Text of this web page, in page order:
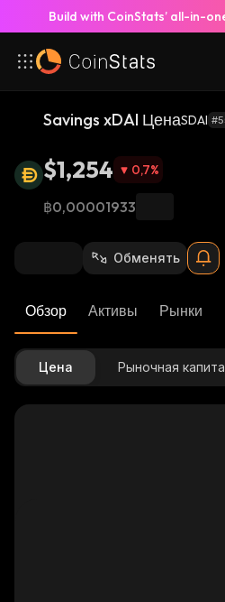
Build with CoinStats’ all-in-
Savings xDAI ЦенаSDAI
$1,254 0,7%
฿0,00001933
Обменять
Обзор Активы Рынки
Цена Рыночная